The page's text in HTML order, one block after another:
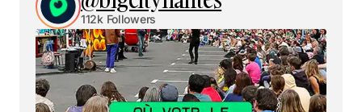
112k Followers